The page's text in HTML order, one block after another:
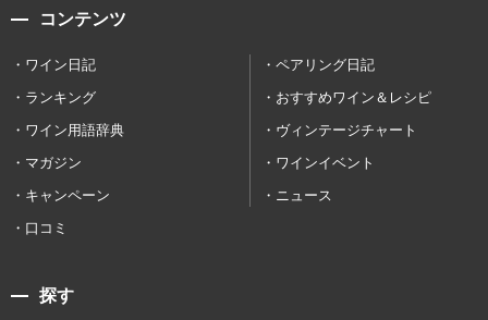
コンテンツ
ワイン日記
ペアリング日記
ランキング
おすすめワイン＆レシピ
ワイン用語辞典
ヴィンテージチャート
マガジン
ワインイベント
キャンペーン
ニュース
口コミ
探す